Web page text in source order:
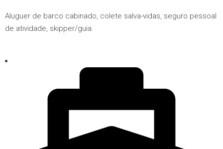
Aluguer de barco cabinado, colete salva-vidas, seguro pessoal
de atividade, skipper/guia.